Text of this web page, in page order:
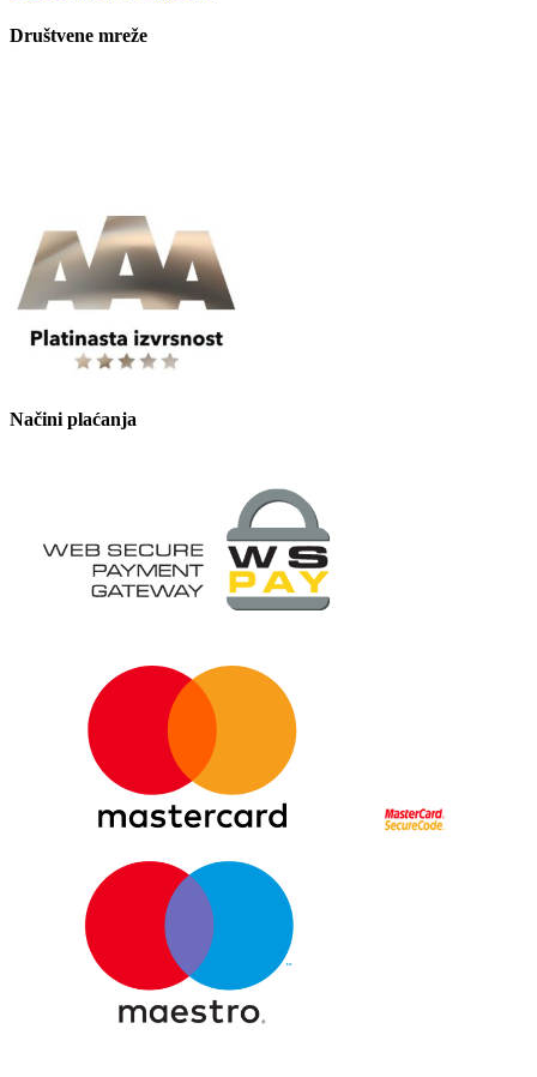
Društvene mreže
Načini plaćanja